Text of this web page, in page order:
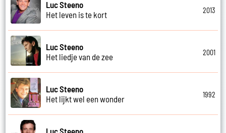
Luc Steeno
Het leven is te kort
2013
Luc Steeno
Het liedje van de zee
2001
Luc Steeno
Het lijkt wel een wonder
1992
Luc Steeno